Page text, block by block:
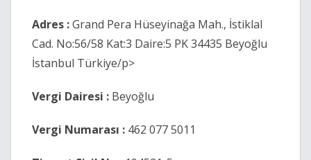
Adres :Grand Pera Hüseyinağa Mah., İstiklal
Cad. No:56/58 Kat:3 Daire:5 PK 34435 Beyoğlu
İstanbul Türkiye/p>
Vergi Dairesi : Beyoğlu
Vergi Numarası : 462 077 5011